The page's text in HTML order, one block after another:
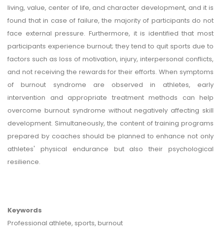
living, value, center of life, and character development, and it is
found that in case of failure, the majority of participants do not
face external pressure. Furthermore, it is identified that most
participants experience burnout; they tend to quit sports due to
factors such as loss of motivation, injury, interpersonal conflicts,
and not receiving the rewards for their efforts. When symptoms
of burnout syndrome are observed in athletes, early
intervention and appropriate treatment methods can help
overcome burnout syndrome without negatively affecting skill
development. Simultaneously, the content of training programs
prepared by coaches should be planned to enhance not only
athletes' physical endurance but also their psychological
resilience.
Keywords
Professional athlete, sports, burnout